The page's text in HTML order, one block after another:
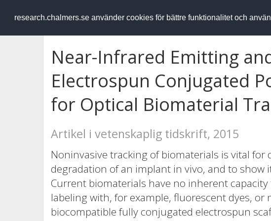
research.chalmers.se använder cookies för bättre funktionalitet och
RESEARCH.chalmers.se
Near-Infrared Emitting
Electrospun Conjugated
for Optical Biomaterial
Artikel i vetenskaplig tidskrift, 2015
Noninvasive tracking of biomaterials is vital
degradation of an implant in vivo, and to show
Current biomaterials have no inherent
labeling with, for example, fluorescent dyes, or
biocompatible fully conjugated electrospun